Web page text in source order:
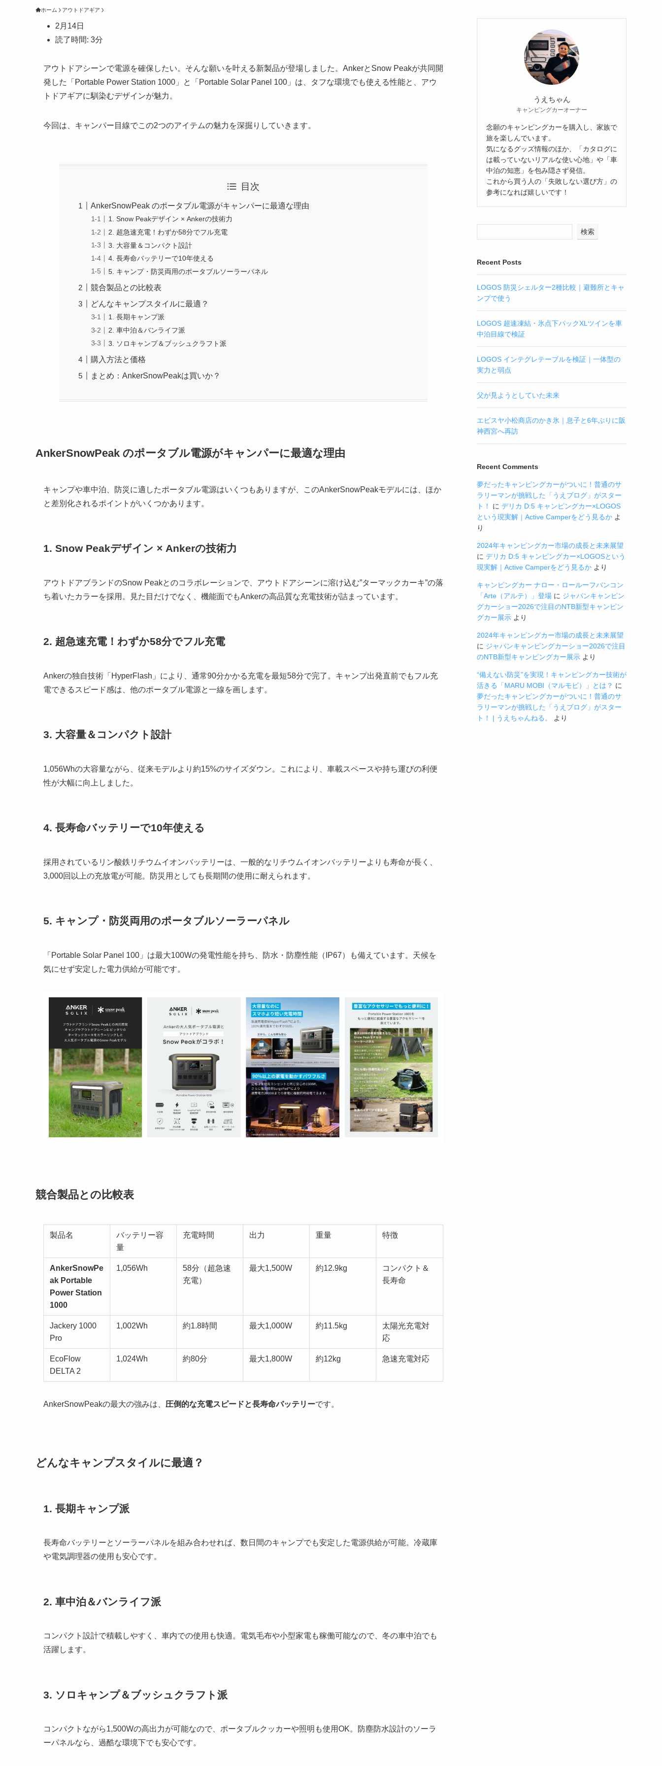
ホーム アウトドアギア
2月14日
読了時間: 3分
アウトドアシーンで電源を確保したい。そんな願いを叶える新製品が登場しました。AnkerとSnow Peakが共同開
発した「Portable Power Station 1000」と「Portable Solar Panel 100」は、タフな環境でも使える性能と、アウ
トドアギアに馴染むデザインが魅力。
今回は、キャンパー目線でこの2つのアイテムの魅力を深掘りしていきます。
目次
AnkerSnowPeak のポータブル電源がキャンパーに最適な理由
1. Snow Peakデザイン × Ankerの技術力
2. 超急速充電！わずか58分でフル充電
3. 大容量＆コンパクト設計
4. 長寿命バッテリーで10年使える
5. キャンプ・防災両用のポータブルソーラーパネル
競合製品との比較表
どんなキャンプスタイルに最適？
1. 長期キャンプ派
2. 車中泊＆バンライフ派
3. ソロキャンプ＆ブッシュクラフト派
購入方法と価格
まとめ：AnkerSnowPeakは買いか？
AnkerSnowPeak のポータブル電源がキャンパーに最適な理由
キャンプや車中泊、防災に適したポータブル電源はいくつもありますが、このAnkerSnowPeakモデルには、ほか
と差別化されるポイントがいくつかあります。
1. Snow Peakデザイン × Ankerの技術力
アウトドアブランドのSnow Peakとのコラボレーションで、アウトドアシーンに溶け込む”ターマックカーキ”の落
ち着いたカラーを採用。見た目だけでなく、機能面でもAnkerの高品質な充電技術が詰まっています。
2. 超急速充電！わずか58分でフル充電
Ankerの独自技術「HyperFlash」により、通常90分かかる充電を最短58分で完了。キャンプ出発直前でもフル充
電できるスピード感は、他のポータブル電源と一線を画します。
3. 大容量＆コンパクト設計
1,056Whの大容量ながら、従来モデルより約15%のサイズダウン。これにより、車載スペースや持ち運びの利便
性が大幅に向上しました。
4. 長寿命バッテリーで10年使える
採用されているリン酸鉄リチウムイオンバッテリーは、一般的なリチウムイオンバッテリーよりも寿命が長く、
3,000回以上の充放電が可能。防災用としても長期間の使用に耐えられます。
5. キャンプ・防災両用のポータブルソーラーパネル
「Portable Solar Panel 100」は最大100Wの発電性能を持ち、防水・防塵性能（IP67）も備えています。天候を
気にせず安定した電力供給が可能です。
競合製品との比較表
製品名
バッテリー容
量
充電時間 出力 重量 特徴
AnkerSnowPe
ak Portable
Power Station
1000
1,056Wh
58分（超急速
充電）
最大1,500W 約12.9kg
コンパクト＆
長寿命
Jackery 1000
Pro
1,002Wh 約1.8時間 最大1,000W 約11.5kg
太陽光充電対
応
EcoFlow
DELTA 2
1,024Wh 約80分 最大1,800W 約12kg 急速充電対応
AnkerSnowPeakの最大の強みは、 圧倒的な充電スピードと長寿命バッテリーです。
どんなキャンプスタイルに最適？
1. 長期キャンプ派
長寿命バッテリーとソーラーパネルを組み合わせれば、数日間のキャンプでも安定した電源供給が可能。冷蔵庫
や電気調理器の使用も安心です。
2. 車中泊＆バンライフ派
コンパクト設計で積載しやすく、車内での使用も快適。電気毛布や小型家電も稼働可能なので、冬の車中泊でも
活躍します。
3. ソロキャンプ＆ブッシュクラフト派
コンパクトながら1,500Wの高出力が可能なので、ポータブルクッカーや照明も使用OK。防塵防水設計のソーラ
ーパネルなら、過酷な環境下でも安心です。
うえちゃん
キャンピングカーオーナー
念願のキャンピングカーを購入し、家族で
旅を楽しんでいます。
気になるグッズ情報のほか、「カタログに
は載っていないリアルな使い心地」や「車
中泊の知恵」を包み隠さず発信。
これから買う人の「失敗しない選び方」の
参考になれば嬉しいです！
検索
Recent Posts
LOGOS 防災シェルター2種比較｜避難所とキャ
ンプで使う
LOGOS 超速凍結・氷点下パックXLツインを車
中泊目線で検証
LOGOS インテグレテーブルを検証｜一体型の
実力と弱点
父が見ようとしていた未来
エビスヤ小松商店のかき氷｜息子と6年ぶりに阪
神西宮へ再訪
Recent Comments
夢だったキャンピングカーがついに！普通のサ
ラリーマンが挑戦した「うえブログ」がスター
ト！
に デリカ D:5 キャンピングカー×LOGOS
という現実解｜Active Camperをどう見るか よ
り
2024年キャンピングカー市場の成長と未来展望
に デリカ D:5 キャンピングカー×LOGOSという
現実解｜Active Camperをどう見るか より
キャンピングカー ナロー・ロールーフバンコン
「Arte（アルテ）」登場 に ジャパンキャンピン
グカーショー2026で注目のNTB新型キャンピン
グカー展示 より
2024年キャンピングカー市場の成長と未来展望
に ジャパンキャンピングカーショー2026で注目
のNTB新型キャンピングカー展示 より
“備えない防災”を実現！キャンピングカー技術が
活きる「MARU MOBI（マルモビ）」とは？ に
夢だったキャンピングカーがついに！普通のサ
ラリーマンが挑戦した「うえブログ」がスター
ト！ | うえちゃんねる。
より